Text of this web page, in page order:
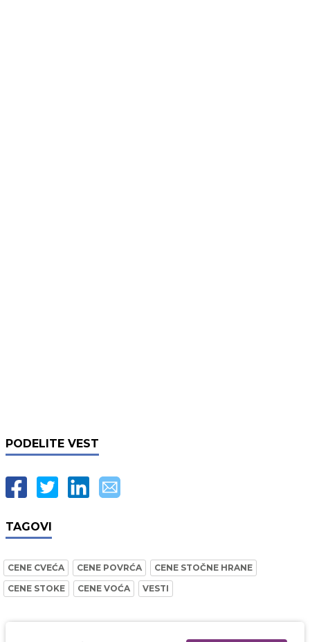
PODELITE VEST
TAGOVI
CENE CVEĆA CENE POVRĆA
CENE STOČNE HRANE
CENE STOKE
CENE VOĆA VESTI